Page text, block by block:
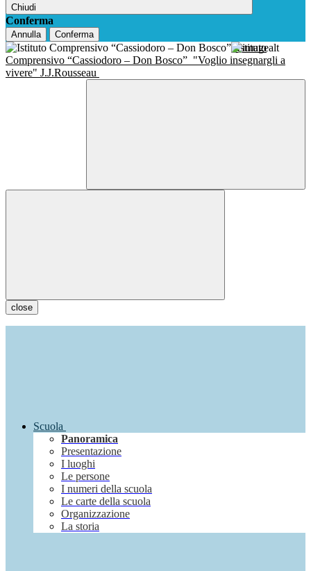
Chiudi
Conferma
Annulla Conferma
Istituto
Comprensivo “Cassiodoro – Don Bosco” "Voglio insegnargli a
vivere" J.J.Rousseau
close
Scuola
Panoramica
Presentazione
I luoghi
Le persone
I numeri della scuola
Le carte della scuola
Organizzazione
La storia